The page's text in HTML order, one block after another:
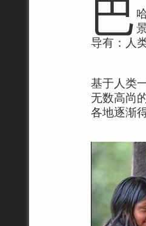
巴
导有：人
基于人类
无数高尚
各地逐渐